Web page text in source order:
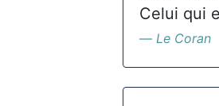
Celui qui
Le Coran